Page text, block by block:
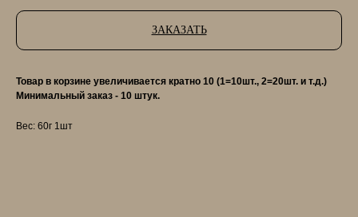
ЗАКАЗАТЬ
Товар в корзине увеличивается кратно 10 (1=10шт., 2=20шт. и т.д.)
Минимальный заказ - 10 штук.
Вес: 60г 1шт